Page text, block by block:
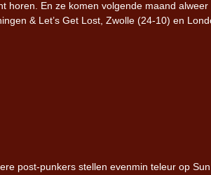
horen. En ze komen volgende maand alweer
& Let’s Get Lost, Zwolle (24-10) en
post-punkers stellen evenmin teleur op Sun